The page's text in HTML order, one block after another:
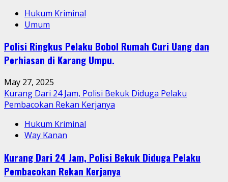
Hukum Kriminal
Umum
Polisi Ringkus Pelaku Bobol Rumah Curi Uang dan
Perhiasan di Karang Umpu.
May 27, 2025
Kurang Dari 24 Jam, Polisi Bekuk Diduga Pelaku
Pembacokan Rekan Kerjanya
Hukum Kriminal
Way Kanan
Kurang Dari 24 Jam, Polisi Bekuk Diduga Pelaku
Pembacokan Rekan Kerjanya